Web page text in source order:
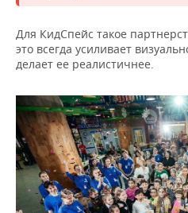
Для КидСпейс такое
это всегда усиливает
делает ее реалистичнее.